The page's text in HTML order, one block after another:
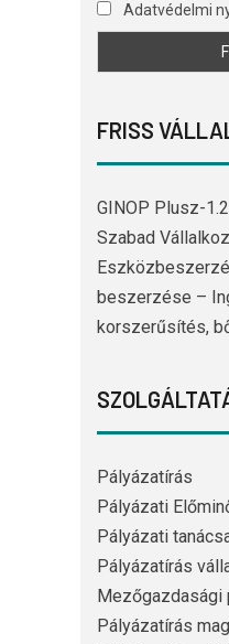
Adatvédelmi
FRISS
GINOP Plusz-
Szabad
beszerzése –
korszerűsítés,
Pályázatírás
Pályázati
Pályázati
Pályázatírás
Mezőgazdasági
Pályázatírás